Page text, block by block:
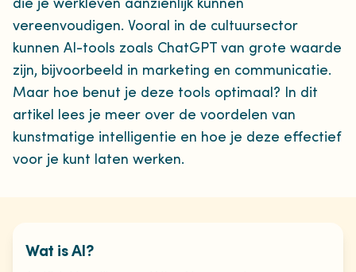
die je werkleven aanzienlijk kunnen
vereenvoudigen. Vooral in de cultuursector
kunnen AI-tools zoals ChatGPT van grote waarde
zijn, bijvoorbeeld in marketing en communicatie.
Maar hoe benut je deze tools optimaal? In dit
artikel lees je meer over de voordelen van
kunstmatige intelligentie en hoe je deze effectief
voor je kunt laten werken.
Wat is AI?